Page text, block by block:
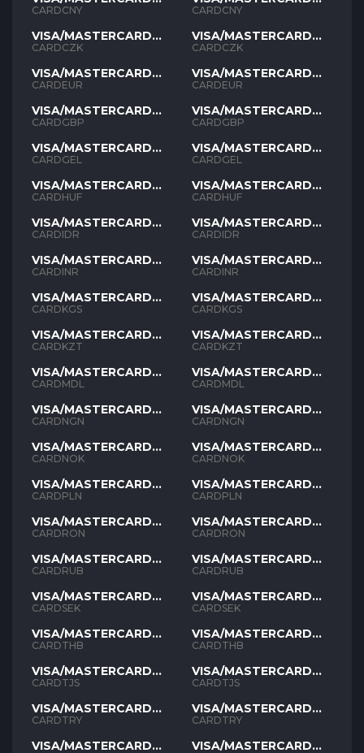
CNY
CARDCNY
VISA/MASTERCARD
CZK
CARDCZK
VISA/MASTERCARD
EUR
CARDEUR
VISA/MASTERCARD
GBP
CARDGBP
VISA/MASTERCARD
GEL
CARDGEL
VISA/MASTERCARD
HUF
CARDHUF
VISA/MASTERCARD
IDR
CARDIDR
VISA/MASTERCARD
INR
CARDINR
VISA/MASTERCARD
KGS
CARDKGS
VISA/MASTERCARD
KZT
CARDKZT
VISA/MASTERCARD
MDL
CARDMDL
VISA/MASTERCARD
NGN
CARDNGN
VISA/MASTERCARD
NOK
CARDNOK
VISA/MASTERCARD
PLN
CARDPLN
VISA/MASTERCARD
RON
CARDRON
VISA/MASTERCARD
RUB
CARDRUB
VISA/MASTERCARD
SEK
CARDSEK
VISA/MASTERCARD
THB
CARDTHB
VISA/MASTERCARD
TJS
CARDTJS
VISA/MASTERCARD
TYR
CARDTRY
VISA/MASTERCARD
CNY
CARDCNY
VISA/MASTERCARD
CZK
CARDCZK
VISA/MASTERCARD
EUR
CARDEUR
VISA/MASTERCARD
GBP
CARDGBP
VISA/MASTERCARD
GEL
CARDGEL
VISA/MASTERCARD
HUF
CARDHUF
VISA/MASTERCARD
IDR
CARDIDR
VISA/MASTERCARD
INR
CARDINR
VISA/MASTERCARD
KGS
CARDKGS
VISA/MASTERCARD
KZT
CARDKZT
VISA/MASTERCARD
MDL
CARDMDL
VISA/MASTERCARD
NGN
CARDNGN
VISA/MASTERCARD
NOK
CARDNOK
VISA/MASTERCARD
PLN
CARDPLN
VISA/MASTERCARD
RON
CARDRON
VISA/MASTERCARD
RUB
CARDRUB
VISA/MASTERCARD
SEK
CARDSEK
VISA/MASTERCARD
THB
CARDTHB
VISA/MASTERCARD
TJS
CARDTJS
VISA/MASTERCARD
TYR
CARDTRY
VISA/MASTERCARD